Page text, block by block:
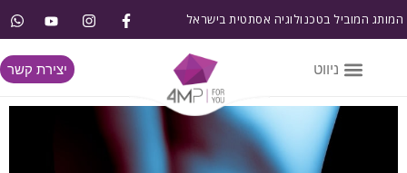
המותג המוביל בטכנולוגיה אסתטית בישראל
יצירת קשר